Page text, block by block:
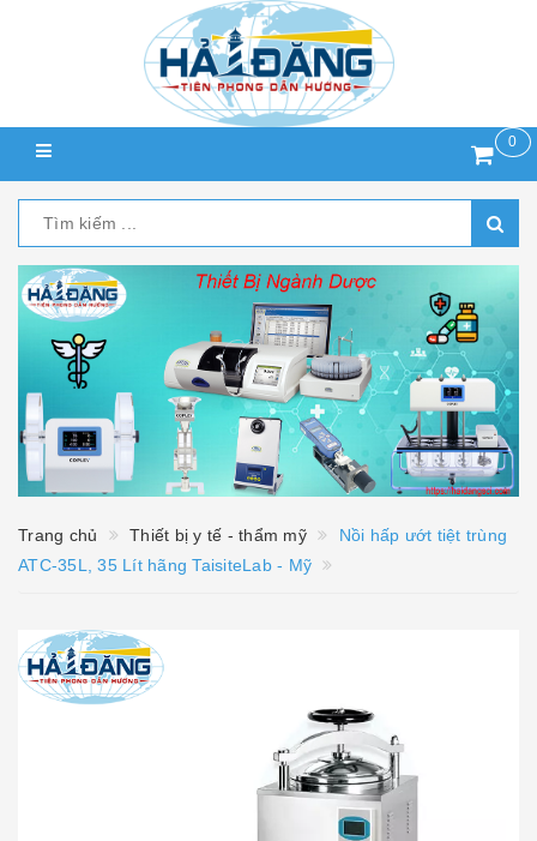
0
Trang chủ Thiết bị y tế - thẩm mỹ
Nồi hấp ướt tiệt trùng
ATC-35L, 35 Lít hãng TaisiteLab - Mỹ